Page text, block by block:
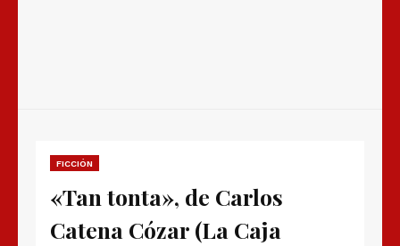
FICCIÓN
«Tan tonta», de Carlos
Catena Cózar (La Caja